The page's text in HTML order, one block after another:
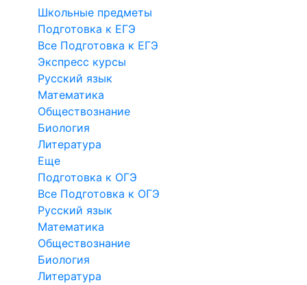
Школьные предметы
Подготовка к ЕГЭ
Все Подготовка к ЕГЭ
Экспресс курсы
Русский язык
Математика
Обществознание
Биология
Литература
Еще
Подготовка к ОГЭ
Все Подготовка к ОГЭ
Русский язык
Математика
Обществознание
Биология
Литература